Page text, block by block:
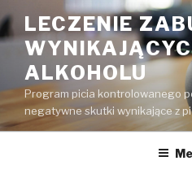
do
treści
LECZENIE
ALKOHOLU
Program picia kontrolowanego
negatywne skutki wynikające z